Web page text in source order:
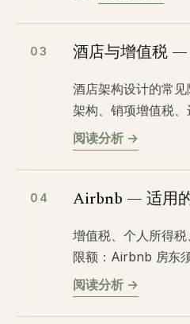
03 酒店与增值税
酒店架构设计的常
架构、销项增值税、
阅读分析 →
04 Airbnb — 适用
增值税、个人所得税
限额：Airbnb 房东
阅读分析 →